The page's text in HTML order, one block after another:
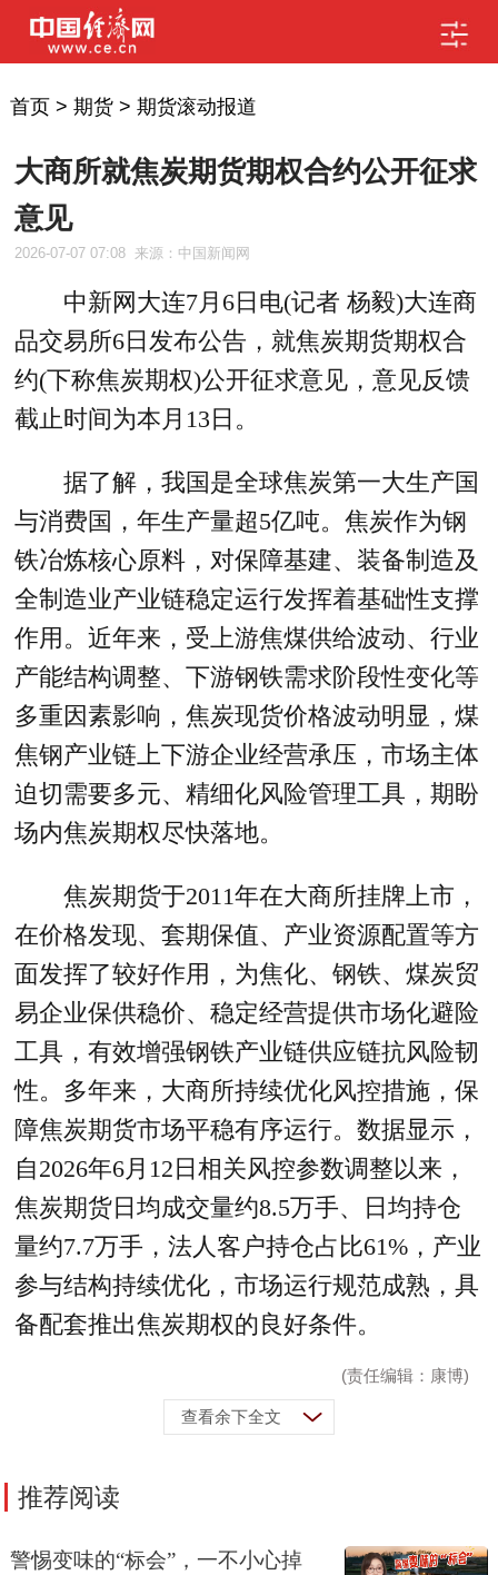
首页> 期货> 期货滚动报道
大商所就焦炭期货期权合约公开征求
意见
2026-07-07 07:08 来源：中国新闻网
中新网大连7月6日电(记者 杨毅)大连商
品交易所6日发布公告，就焦炭期货期权合
约(下称焦炭期权)公开征求意见，意见反馈
截止时间为本月13日。
据了解，我国是全球焦炭第一大生产国
与消费国，年生产量超5亿吨。焦炭作为钢
铁冶炼核心原料，对保障基建、装备制造及
全制造业产业链稳定运行发挥着基础性支撑
作用。近年来，受上游焦煤供给波动、行业
产能结构调整、下游钢铁需求阶段性变化等
多重因素影响，焦炭现货价格波动明显，煤
焦钢产业链上下游企业经营承压，市场主体
迫切需要多元、精细化风险管理工具，期盼
场内焦炭期权尽快落地。
焦炭期货于2011年在大商所挂牌上市，
在价格发现、套期保值、产业资源配置等方
面发挥了较好作用，为焦化、钢铁、煤炭贸
易企业保供稳价、稳定经营提供市场化避险
工具，有效增强钢铁产业链供应链抗风险韧
性。多年来，大商所持续优化风控措施，保
障焦炭期货市场平稳有序运行。数据显示，
自2026年6月12日相关风控参数调整以来，
焦炭期货日均成交量约8.5万手、日均持仓
量约7.7万手，法人客户持仓占比61%，产业
参与结构持续优化，市场运行规范成熟，具
备配套推出焦炭期权的良好条件。
(责任编辑：康博)
查看余下全文
推荐阅读
警惕变味的“标会”，一不小心掉